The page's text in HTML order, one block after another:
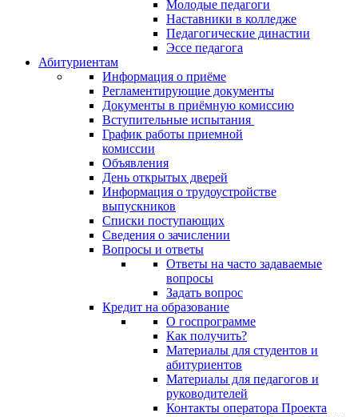
Молодые педагоги
Наставники в колледже
Педагогические династии
Эссе педагога
Абитуриентам
Информация о приёме
Регламентирующие документы
Документы в приёмную комиссию
Вступительные испытания
График работы приемной
комиссии
Объявления
День открытых дверей
Информация о трудоустройстве
выпускников
Списки поступающих
Сведения о зачислении
Вопросы и ответы
Ответы на часто задаваемые
вопросы
Задать вопрос
Кредит на образование
О госпрограмме
Как получить?
Материалы для студентов и
абитуриентов
Материалы для педагогов и
руководителей
Контакты оператора Проекта